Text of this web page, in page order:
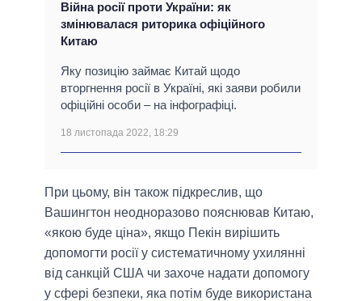
Війна росії проти України: як
змінювалася риторика офіційного
Китаю
Яку позицію займає Китай щодо
вторгнення росії в Україні, які заяви робили
офіційні особи – на інфографіці.
18 листопада 2022, 18:29
При цьому, він також підкреслив, що
Вашингтон неодноразово пояснював Китаю,
«якою буде ціна», якщо Пекін вирішить
допомогти росії у систематичному ухилянні
від санкцій США чи захоче надати допомогу
у сфері безпеки, яка потім буде використана